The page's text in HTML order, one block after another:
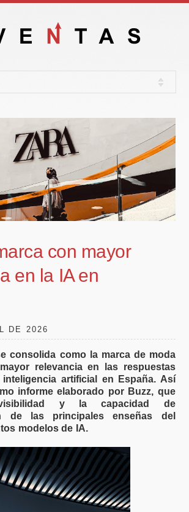
con mayor
en la IA en
DE 2026
consolida como la marca de moda
relevancia en las respuestas
artificial en España. Así
informe elaborado por Buzz, que
y la capacidad de
de las principales enseñas del
modelos de IA.